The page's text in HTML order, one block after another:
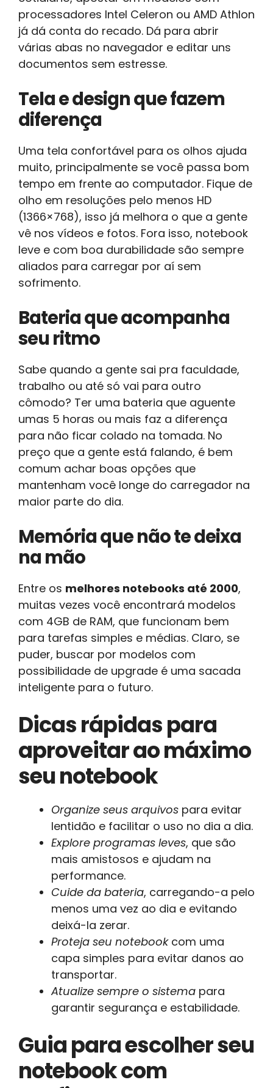
processadores Intel Celeron ou AMD Athlon
já dá conta do recado. Dá para abrir
várias abas no navegador e editar uns
documentos sem estresse.
Tela e design que fazem
diferença
Uma tela confortável para os olhos ajuda
muito, principalmente se você passa bom
tempo em frente ao computador. Fique de
olho em resoluções pelo menos HD
(1366×768), isso já melhora o que a gente
vê nos vídeos e fotos. Fora isso, notebook
leve e com boa durabilidade são sempre
aliados para carregar por aí sem
sofrimento.
Bateria que acompanha
seu ritmo
Sabe quando a gente sai pra faculdade,
trabalho ou até só vai para outro
cômodo? Ter uma bateria que aguente
umas 5 horas ou mais faz a diferença
para não ficar colado na tomada. No
preço que a gente está falando, é bem
comum achar boas opções que
mantenham você longe do carregador na
maior parte do dia.
Memória que não te deixa
na mão
Entre os melhores notebooks até 2000,
muitas vezes você encontrará modelos
com 4GB de RAM, que funcionam bem
para tarefas simples e médias. Claro, se
puder, buscar por modelos com
possibilidade de upgrade é uma sacada
inteligente para o futuro.
Dicas rápidas para
aproveitar ao máximo
seu notebook
Organize seus arquivos para evitar
lentidão e facilitar o uso no dia a dia.
Explore programas leves, que são
mais amistosos e ajudam na
performance.
Cuide da bateria, carregando-a pelo
menos uma vez ao dia e evitando
deixá-la zerar.
Proteja seu notebookcom uma
capa simples para evitar danos ao
transportar.
Atualize sempre o sistema para
garantir segurança e estabilidade.
Guia para escolher seu
notebook com